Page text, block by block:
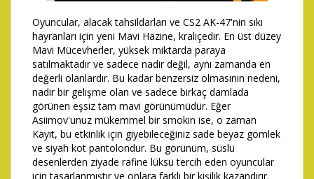
Oyuncular, alacak tahsildarları ve CS2 AK-47'nin sıkı
hayranları için yeni Mavi Hazine, kraliçedir. En üst düzey
Mavi Mücevherler, yüksek miktarda paraya
satılmaktadır ve sadece nadir değil, aynı zamanda en
değerli olanlardır. Bu kadar benzersiz olmasının nedeni,
nadir bir gelişme olan ve sadece birkaç damlada
görünen eşsiz tam mavi görünümüdür. Eğer
Asiimov'unuz mükemmel bir smokin ise, o zaman
Kayıt, bu etkinlik için giyebileceğiniz sade beyaz gömlek
ve siyah kot pantolondur. Bu görünüm, süslü
desenlerden ziyade rafine lüksü tercih eden oyuncular
için tasarlanmıştır ve onlara farklı bir kişilik kazandırır.